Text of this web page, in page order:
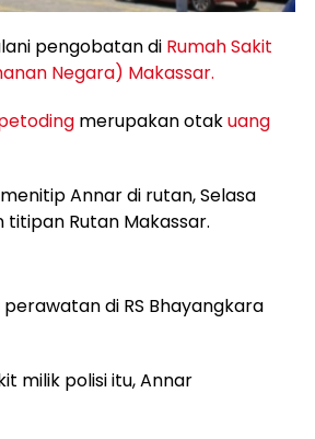
pengobatan di Rumah Sakit
Negara) Makassar.
merupakan otakuang
Annar di rutan, Selasa
Rutan Makassar.
di RS Bhayangkara
milik polisi itu, Annar